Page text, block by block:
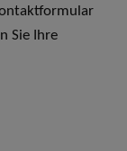
Sie Ihre